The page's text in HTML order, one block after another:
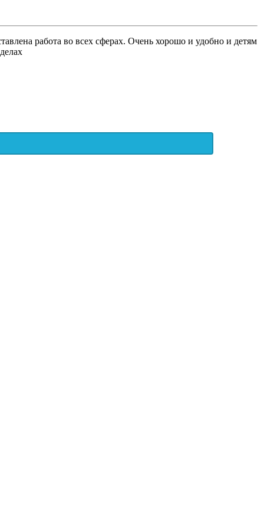
работа во всех сферах. Очень хорошо и удобно и детям